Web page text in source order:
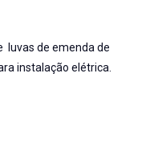
luvas de emenda de
instalação elétrica.